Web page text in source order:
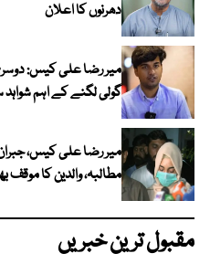
دھرنوں کا اعلان
میر رضا علی کیس:
گولی لگنے کے اہم
میر رضا علی کیس،
مطالبہ، والدین کا موقف
مقبول ترین خبریں